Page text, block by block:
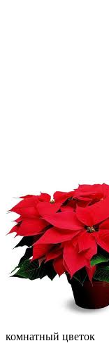
комнатный цветок